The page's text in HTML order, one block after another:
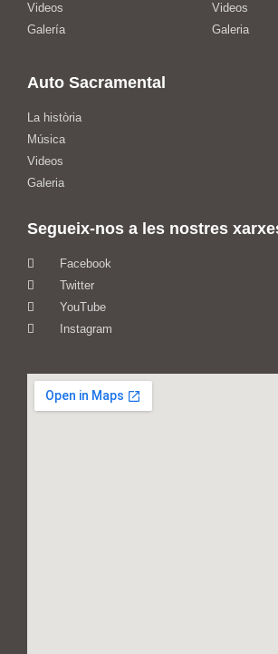
Videos
Galería
Videos
Galeria
Auto Sacramental
La història
Música
Videos
Galeria
Segueix-nos a les nostres
Facebook
Twitter
YouTube
Instagram